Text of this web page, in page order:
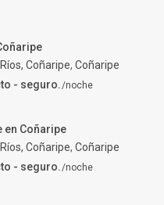
Coñaripe, Coñaripe
- seguro./noche
en Coñaripe
Coñaripe, Coñaripe
- seguro./noche